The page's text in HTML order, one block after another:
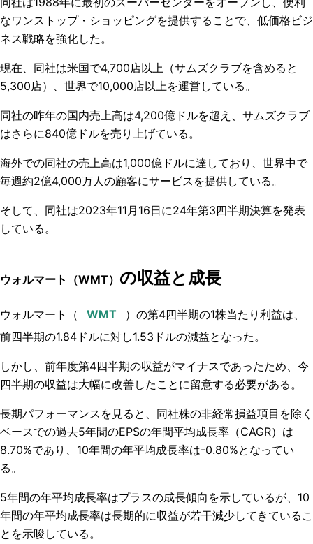
なワンストップ・ショッピングを提供することで、低価格ビジ
ネス戦略を強化した。
現在、同社は米国で4,700店以上（サムズクラブを含めると
5,300店）、世界で10,000店以上を運営している。
同社の昨年の国内売上高は4,200億ドルを超え、サムズクラブ
はさらに840億ドルを売り上げている。
海外での同社の売上高は1,000億ドルに達しており、世界中で
毎週約2億4,000万人の顧客にサービスを提供している。
そして、同社は2023年11月16日に24年第3四半期決算を発表
している。
ウォルマート（WMT） の収益と成長
ウォルマート（
）の第4四半期の1株当たり利益は、
前四半期の1.84ドルに対し1.53ドルの減益となった。
しかし、前年度第4四半期の収益がマイナスであったため、今
四半期の収益は大幅に改善したことに留意する必要がある。
長期パフォーマンスを見ると、 同社株の非経常損益項目 を除く
ベースでの過去5年間のEPSの年間平均成長率（CAGR） は
8.70%であり、10年間の年平均成長率は-0.80%となってい
る。
5年間の年平均成長率はプラスの成長傾向を示しているが、10
年間の年平均成長率は長期的に収益が若干減少してきているこ
とを示唆している。